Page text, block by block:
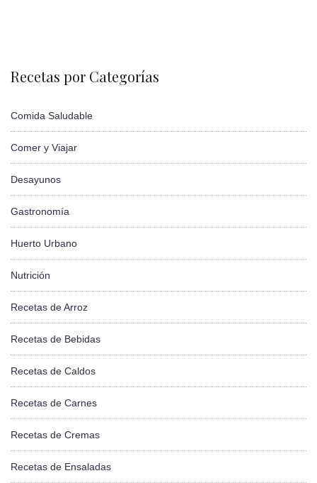
Recetas por Categorías
Comida Saludable
Comer y Viajar
Desayunos
Gastronomía
Huerto Urbano
Nutrición
Recetas de Arroz
Recetas de Bebidas
Recetas de Caldos
Recetas de Carnes
Recetas de Cremas
Recetas de Ensaladas